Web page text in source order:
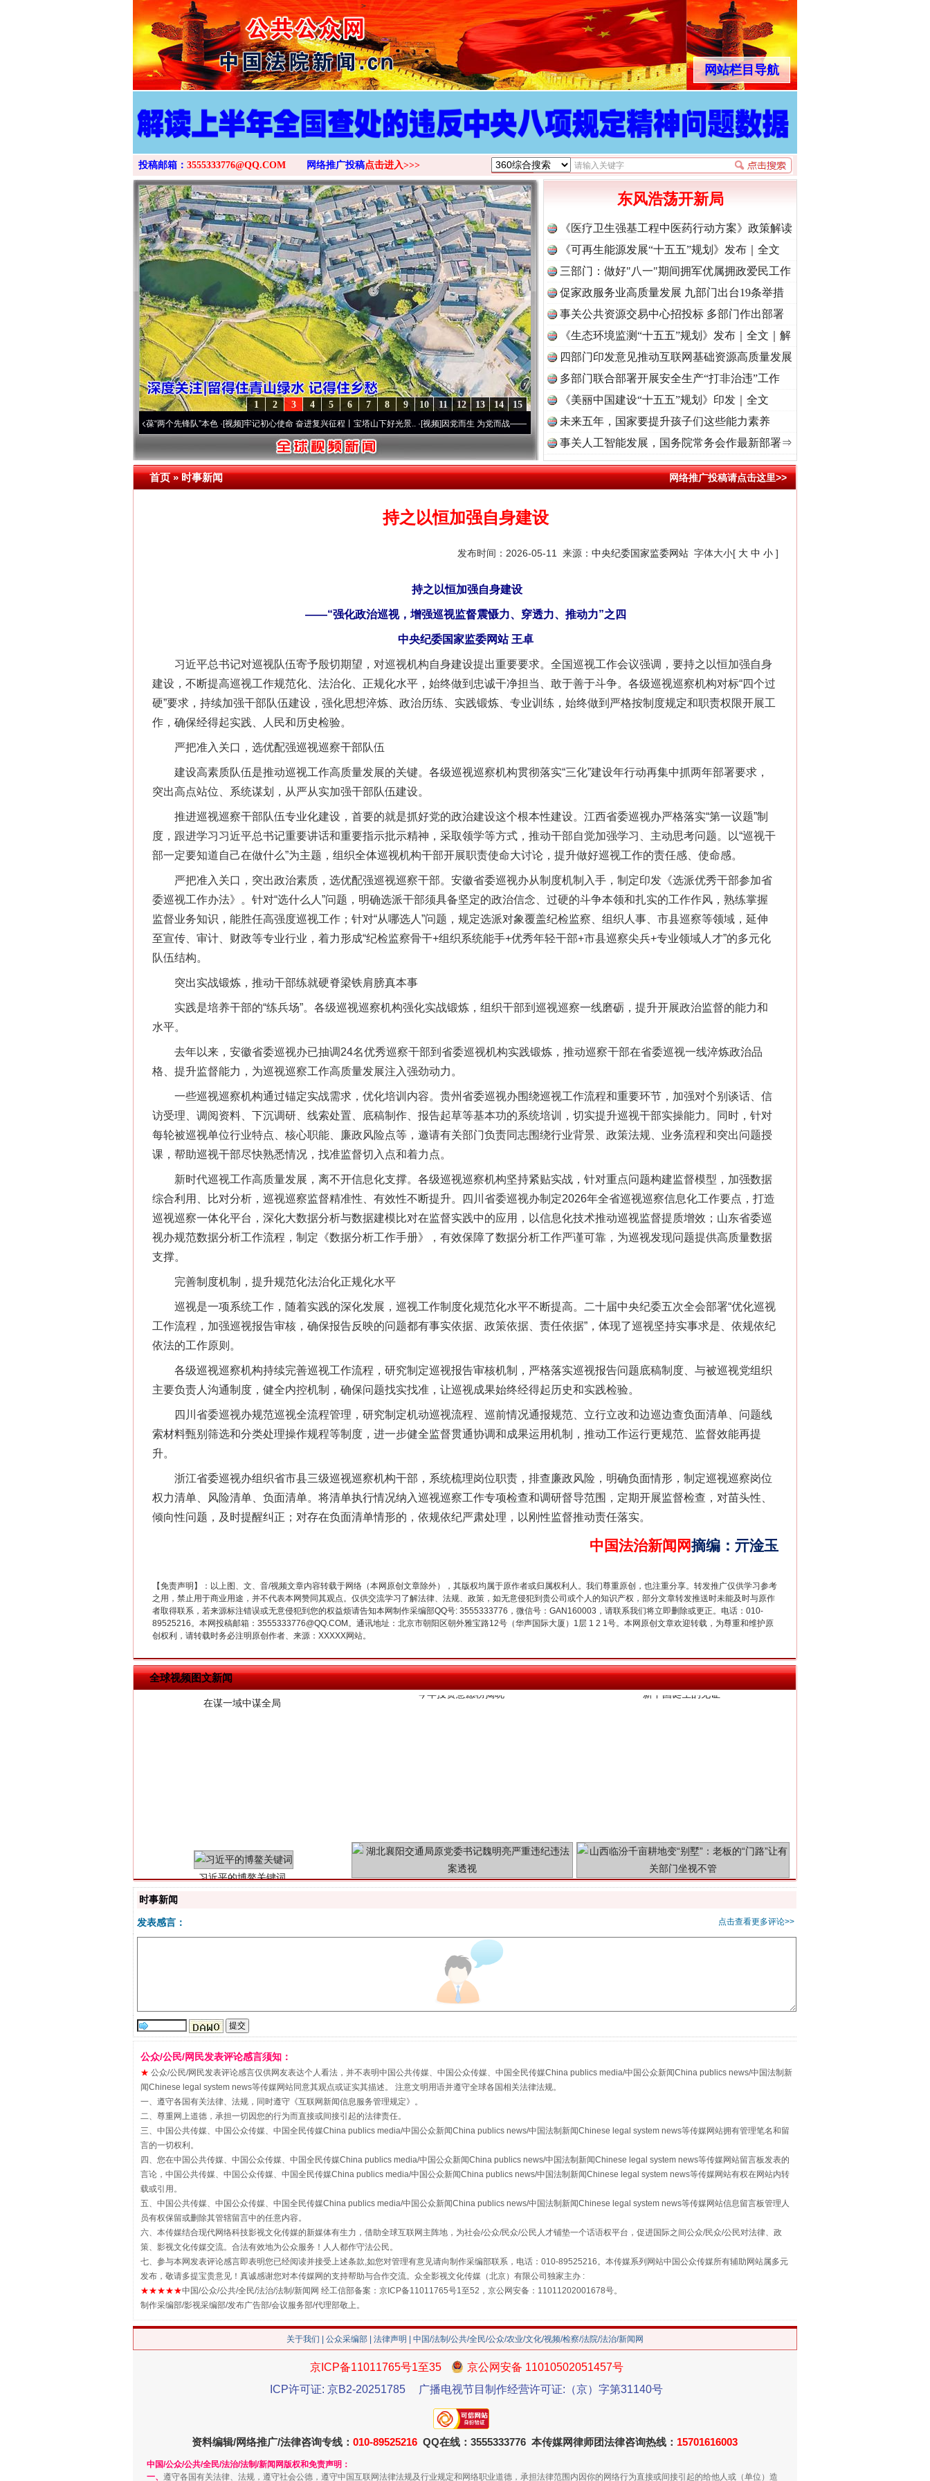
>
网站栏目导航
投稿邮箱： 3555333776@QQ.COM 网络推广投稿点击进入>>>
15
14
13
12
11
10
9
8
7
6
5
4
3
2
1
永葆“两个先锋队”本色·[视频]牢记初心使命 奋进复兴征程丨宝塔山下好光景..·[视频]因党而生 为党而战——百年“纪”事⑧加强纪律..·[视频]牢记初心使命 奋进复兴征程丨“转折之城”激荡..·[视频]
东风浩荡开新局
《医疗卫生强基工程中医药行动方案》政策解读
《可再生能源发展“十五五”规划》发布｜全文
三部门：做好"八一"期间拥军优属拥政爱民工作
促家政服务业高质量发展 九部门出台19条举措
事关公共资源交易中心招投标 多部门作出部署
《生态环境监测“十五五”规划》发布｜全文｜解
读
四部门印发意见推动互联网基础资源高质量发展
多部门联合部署开展安全生产“打非治违”工作
《美丽中国建设“十五五”规划》印发｜全文
未来五年，国家要提升孩子们这些能力素养
事关人工智能发展，国务院常务会作最新部署⇒
首页»时事新闻 网络推广投稿请点击这里>>
持之以恒加强自身建设
发布时间：2026-05-11 来源： 中央纪委国家监委网站 字体大小[ 大 中 小 ]
持之以恒加强自身建设
——“强化政治巡视，增强巡视监督震慑力、穿透力、推动力”之四
中央纪委国家监委网站 王卓
习近平总书记对巡视队伍寄予殷切期望，对巡视机构自身建设提出重要要求。全国巡视工作会议强调，要持之以恒加强自身
建设，不断提高巡视工作规范化、法治化、正规化水平，始终做到忠诚干净担当、敢于善于斗争。各级巡视巡察机构对标“四个过
硬”要求，持续加强干部队伍建设，强化思想淬炼、政治历练、实践锻炼、专业训练，始终做到严格按制度规定和职责权限开展工
作，确保经得起实践、人民和历史检验。
严把准入关口，选优配强巡视巡察干部队伍
建设高素质队伍是推动巡视工作高质量发展的关键。各级巡视巡察机构贯彻落实“三化”建设年行动再集中抓两年部署要求，
突出高点站位、系统谋划，从严从实加强干部队伍建设。
推进巡视巡察干部队伍专业化建设，首要的就是抓好党的政治建设这个根本性建设。江西省委巡视办严格落实“第一议题”制
度，跟进学习习近平总书记重要讲话和重要指示批示精神，采取领学等方式，推动干部自觉加强学习、主动思考问题。以“巡视干
部一定要知道自己在做什么”为主题，组织全体巡视机构干部开展职责使命大讨论，提升做好巡视工作的责任感、使命感。
严把准入关口，突出政治素质，选优配强巡视巡察干部。安徽省委巡视办从制度机制入手，制定印发《选派优秀干部参加省
委巡视工作办法》。针对“选什么人”问题，明确选派干部须具备坚定的政治信念、过硬的斗争本领和扎实的工作作风，熟练掌握
监督业务知识，能胜任高强度巡视工作；针对“从哪选人”问题，规定选派对象覆盖纪检监察、组织人事、市县巡察等领域，延伸
至宣传、审计、财政等专业行业，着力形成“纪检监察骨干+组织系统能手+优秀年轻干部+市县巡察尖兵+专业领域人才”的多元化
队伍结构。
突出实战锻炼，推动干部练就硬脊梁铁肩膀真本事
实践是培养干部的“练兵场”。各级巡视巡察机构强化实战锻炼，组织干部到巡视巡察一线磨砺，提升开展政治监督的能力和
水平。
去年以来，安徽省委巡视办已抽调24名优秀巡察干部到省委巡视机构实践锻炼，推动巡察干部在省委巡视一线淬炼政治品
格、提升监督能力，为巡视巡察工作高质量发展注入强劲动力。
一些巡视巡察机构通过锚定实战需求，优化培训内容。贵州省委巡视办围绕巡视工作流程和重要环节，加强对个别谈话、信
访受理、调阅资料、下沉调研、线索处置、底稿制作、报告起草等基本功的系统培训，切实提升巡视干部实操能力。同时，针对
每轮被巡视单位行业特点、核心职能、廉政风险点等，邀请有关部门负责同志围绕行业背景、政策法规、业务流程和突出问题授
课，帮助巡视干部尽快熟悉情况，找准监督切入点和着力点。
新时代巡视工作高质量发展，离不开信息化支撑。各级巡视巡察机构坚持紧贴实战，针对重点问题构建监督模型，加强数据
综合利用、比对分析，巡视巡察监督精准性、有效性不断提升。四川省委巡视办制定2026年全省巡视巡察信息化工作要点，打造
巡视巡察一体化平台，深化大数据分析与数据建模比对在监督实践中的应用，以信息化技术推动巡视监督提质增效；山东省委巡
视办规范数据分析工作流程，制定《数据分析工作手册》，有效保障了数据分析工作严谨可靠，为巡视发现问题提供高质量数据
支撑。
完善制度机制，提升规范化法治化正规化水平
巡视是一项系统工作，随着实践的深化发展，巡视工作制度化规范化水平不断提高。二十届中央纪委五次全会部署“优化巡视
工作流程，加强巡视报告审核，确保报告反映的问题都有事实依据、政策依据、责任依据”，体现了巡视坚持实事求是、依规依纪
依法的工作原则。
各级巡视巡察机构持续完善巡视工作流程，研究制定巡视报告审核机制，严格落实巡视报告问题底稿制度、与被巡视党组织
主要负责人沟通制度，健全内控机制，确保问题找实找准，让巡视成果始终经得起历史和实践检验。
四川省委巡视办规范巡视全流程管理，研究制定机动巡视流程、巡前情况通报规范、立行立改和边巡边查负面清单、问题线
索材料甄别筛选和分类处理操作规程等制度，进一步健全监督贯通协调和成果运用机制，推动工作运行更规范、监督效能再提
升。
浙江省委巡视办组织省市县三级巡视巡察机构干部，系统梳理岗位职责，排查廉政风险，明确负面情形，制定巡视巡察岗位
权力清单、风险清单、负面清单。将清单执行情况纳入巡视巡察工作专项检查和调研督导范围，定期开展监督检查，对苗头性、
倾向性问题，及时提醒纠正；对存在负面清单情形的，依规依纪严肃处理，以刚性监督推动责任落实。
中国法治新闻网摘编 ： 亓淦玉
【免责声明】：以上图、文、音/视频文章内容转载于网络（本网原创文章除外），其版权均属于原作者或归属权利人。我们尊重原创，也注重分享。转发推广仅供学习参考
之用，禁止用于商业用途，并不代表本网赞同其观点。仅供交流学习了解法律、法规、政策，如无意侵犯到贵公司或个人的知识产权，部分文章转发推送时未能及时与原作
者取得联系，若来源标注错误或无意侵犯到您的权益烦请告知本网制作采编部QQ号: 3555333776，微信号：GAN160003，请联系我们将立即删除或更正。电话：010-
89525216。本网投稿邮箱：3555333776@QQ.COM。通讯地址：北京市朝阳区朝外雅宝路12号（华声国际大厦）1层 1 2 1号。本网原创文章欢迎转载，为尊重和维护原
创权利，请转载时务必注明原创作者、来源：XXXXX网站。
全球视频图文新闻
这是一记警钟！ 谢谢有你温暖了四季 法官巧妙执行解纠纷
在谋一域中谋全局
今年投资意愿榜揭晓 新中国诞生的见证
生物安全法正式实施
揭批美国五大"原罪" "炒鞋教程"里的骗局 习近平的“航天情”
珠宝鉴定乱象
重拳出击！专项整治午间酒驾
时事新闻
点击查看更多评论>>
发表感言：
公众/公民/网民发表评论感言须知：
★ 公众/公民/网民发表评论感言仅供网友表达个人看法，并不表明中国公共传媒、中国公众传媒、中国全民传媒China publics media/中国公众新闻China publics news/中国法制新
闻Chinese legal system news等传媒网站同意其观点或证实其描述。 注意文明用语并遵守全球各国相关法律法规。
一、遵守各国有关法律、法规，同时遵守《互联网新闻信息服务管理规定》。
二、尊重网上道德，承担一切因您的行为而直接或间接引起的法律责任。
三、中国公共传媒、中国公众传媒、中国全民传媒China publics media/中国公众新闻China publics news/中国法制新闻Chinese legal system news等传媒网站拥有管理笔名和留
言的一切权利。
四、您在中国公共传媒、中国公众传媒、中国全民传媒China publics media/中国公众新闻China publics news/中国法制新闻Chinese legal system news等传媒网站留言板发表的
言论，中国公共传媒、中国公众传媒、中国全民传媒China publics media/中国公众新闻China publics news/中国法制新闻Chinese legal system news等传媒网站有权在网站内转
载或引用。
五、中国公共传媒、中国公众传媒、中国全民传媒China publics media/中国公众新闻China publics news/中国法制新闻Chinese legal system news等传媒网站信息留言板管理人
员有权保留或删除其管辖留言中的任意内容。
六、本传媒结合现代网络科技影视文化传媒的新媒体有生力，借助全球互联网主阵地，为社会/公众/民众/公民人才铺垫一个话语权平台，促进国际之间公众/民众/公民对法律、政
策、影视文化传媒交流。合法有效地为公众服务！人人都作守法公民。
七、参与本网发表评论感言即表明您已经阅读并接受上述条款,如您对管理有意见请向制作采编部联系，电话：010-89525216。本传媒系列网站中国公众传媒所有辅助网站属多元
发布，敬请多提宝贵意见！真诚感谢您对本传媒网的支持帮助与合作交流。众全影视文化传媒（北京）有限公司独家主办 :
★★★★★中国/公众/公共/全民/法治/法制/新闻网 经工信部备案：京ICP备11011765号1至52，京公网安备：11011202001678号。
制作采编部/影视采编部/发布广告部/会议服务部/代理部敬上。
关于我们 公众采编部 法律声明 | 中国/法制/公共/全民/公众/农业/文化/视频/检察/法院/法治/新闻网
京ICP备11011765号1至35
京公网安备 11010502051457号
ICP许可证: 京B2-20251785
广播电视节目制作经营许可证:（京）字第31140号
资料编辑/网络推广/法律咨询专线： 010-89525216 QQ在线：3555333776 本传媒网律师团法律咨询热线： 15701616003
中国/公众/公共/全民/法治/法制/新闻网版权和免责声明：
一、 遵守各国有关法律、法规，遵守社会公德，遵守中国互联网法律法规及行业规定和网络职业道德，承担法律范围内因你的网络行为直接或间接引起的给他人或（单位）造